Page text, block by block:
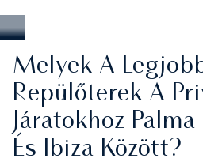
Melyek A
Repülőterek A
Járatokhoz
És Ibiza Között?